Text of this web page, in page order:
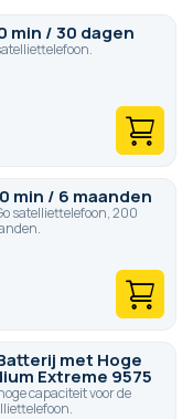
min / 30 dagen
min / 6 maanden
satelliettelefoon, 200
met Hoge
Extreme 9575
capaciteit voor de